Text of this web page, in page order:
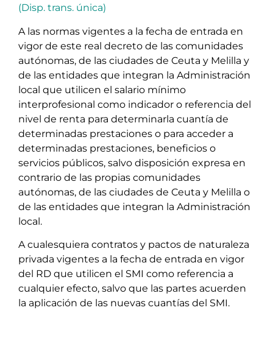
(Disp. trans. única)
A las normas vigentes a la fecha de entrada en
vigor de este real decreto de las comunidades
autónomas, de las ciudades de Ceuta y Melilla y
de las entidades que integran la Administración
local que utilicen el salario mínimo
interprofesional como indicador o referencia del
nivel de renta para determinarla cuantía de
determinadas prestaciones o para acceder a
determinadas prestaciones, beneficios o
servicios públicos, salvo disposición expresa en
contrario de las propias comunidades
autónomas, de las ciudades de Ceuta y Melilla o
de las entidades que integran la Administración
local.
A cualesquiera contratos y pactos de naturaleza
privada vigentes a la fecha de entrada en vigor
del RD que utilicen el SMI como referencia a
cualquier efecto, salvo que las partes acuerden
la aplicación de las nuevas cuantías del SMI.